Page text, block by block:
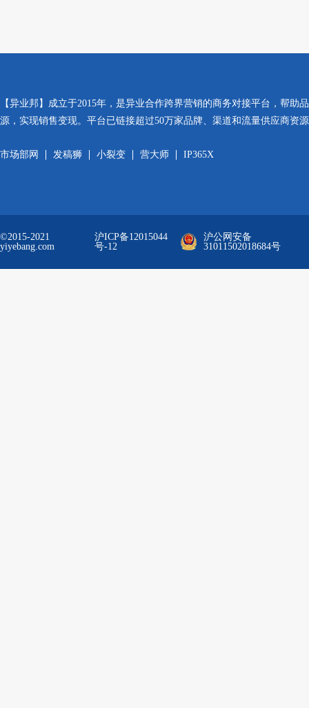
【异业邦】成立于2015年，是异业合作跨界营销的商务对接平台，帮助
源，实现销售变现。平台已链接超过50万家品牌、渠道和流量供应商资
市场部网 发稿狮 小裂变 营大师 IP365X
©2015-2021
yiyebang.com
沪ICP备12015044
号-12
沪公网安备
31011502018684号